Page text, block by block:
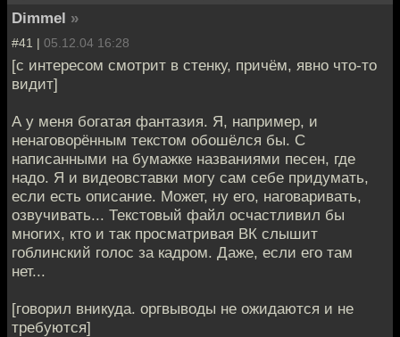
Dimmel »
#41 | 05.12.04 16:28
[с интересом смотрит в стенку, причём, явно что-то
видит]
А у меня богатая фантазия. Я, например, и
ненаговорённым текстом обошёлся бы. С
написанными на бумажке названиями песен, где
надо. Я и видеовставки могу сам себе придумать,
если есть описание. Может, ну его, наговаривать,
озвучивать... Текстовый файл осчастливил бы
многих, кто и так просматривая ВК слышит
гоблинский голос за кадром. Даже, если его там
нет...
[говорил вникуда. оргвыводы не ожидаются и не
требуются]